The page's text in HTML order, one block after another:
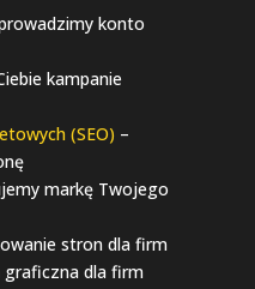
konto
kampanie
(SEO) –
markę Twojego
stron dla firm
graficzna dla firm